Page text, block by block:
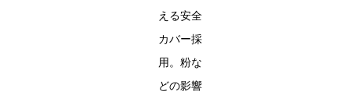
える安全
カバー採
用。粉な
どの影響